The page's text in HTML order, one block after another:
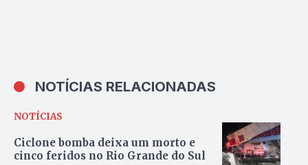
NOTÍCIAS RELACIONADAS
NOTÍCIAS
Ciclone bomba deixa um morto e
cinco feridos no Rio Grande do Sul